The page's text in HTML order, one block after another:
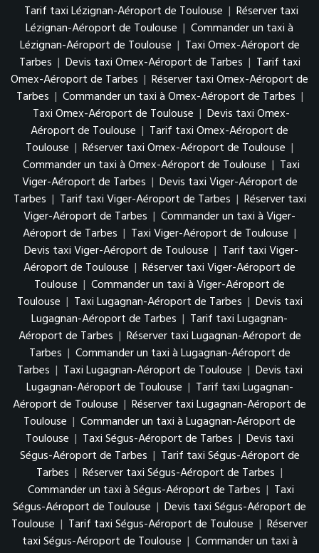
Tarif taxi Lézignan-Aéroport de Toulouse | Réserver taxi
Lézignan-Aéroport de Toulouse | Commander un taxi à
Lézignan-Aéroport de Toulouse | Taxi Omex-Aéroport de
Tarbes | Devis taxi Omex-Aéroport de Tarbes | Tarif taxi
Omex-Aéroport de Tarbes | Réserver taxi Omex-Aéroport de
Tarbes | Commander un taxi à Omex-Aéroport de Tarbes |
Taxi Omex-Aéroport de Toulouse | Devis taxi Omex-
Aéroport de Toulouse | Tarif taxi Omex-Aéroport de
Toulouse | Réserver taxi Omex-Aéroport de Toulouse |
Commander un taxi à Omex-Aéroport de Toulouse | Taxi
Viger-Aéroport de Tarbes | Devis taxi Viger-Aéroport de
Tarbes | Tarif taxi Viger-Aéroport de Tarbes | Réserver taxi
Viger-Aéroport de Tarbes | Commander un taxi à Viger-
Aéroport de Tarbes | Taxi Viger-Aéroport de Toulouse |
Devis taxi Viger-Aéroport de Toulouse | Tarif taxi Viger-
Aéroport de Toulouse | Réserver taxi Viger-Aéroport de
Toulouse | Commander un taxi à Viger-Aéroport de
Toulouse | Taxi Lugagnan-Aéroport de Tarbes | Devis taxi
Lugagnan-Aéroport de Tarbes | Tarif taxi Lugagnan-
Aéroport de Tarbes | Réserver taxi Lugagnan-Aéroport de
Tarbes | Commander un taxi à Lugagnan-Aéroport de
Tarbes | Taxi Lugagnan-Aéroport de Toulouse | Devis taxi
Lugagnan-Aéroport de Toulouse | Tarif taxi Lugagnan-
Aéroport de Toulouse | Réserver taxi Lugagnan-Aéroport de
Toulouse | Commander un taxi à Lugagnan-Aéroport de
Toulouse | Taxi Ségus-Aéroport de Tarbes | Devis taxi
Ségus-Aéroport de Tarbes | Tarif taxi Ségus-Aéroport de
Tarbes | Réserver taxi Ségus-Aéroport de Tarbes |
Commander un taxi à Ségus-Aéroport de Tarbes | Taxi
Ségus-Aéroport de Toulouse | Devis taxi Ségus-Aéroport de
Toulouse | Tarif taxi Ségus-Aéroport de Toulouse | Réserver
taxi Ségus-Aéroport de Toulouse | Commander un taxi à